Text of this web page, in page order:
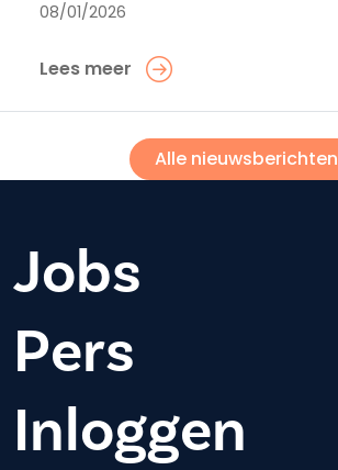
08/01/2026
Lees meer
Alle nieuwsberichten
Jobs
Pers
Inloggen